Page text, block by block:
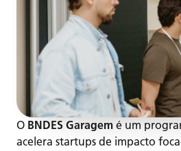
O BNDES Garagem é um
acelera startups de impacto